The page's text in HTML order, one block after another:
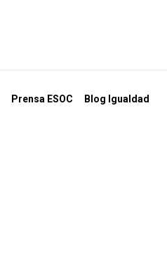
Prensa ESOC Blog Igualdad